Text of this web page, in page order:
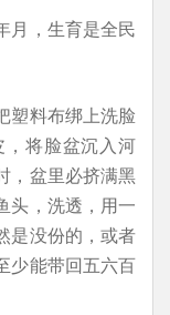
月，生育是全民
塑料布绑上洗脸
将脸盆沉入河
，盆里必挤满黑
头，洗透，用一
是没份的，或者
少能带回五六百